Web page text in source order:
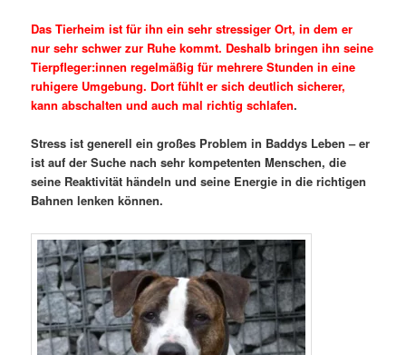
Das Tierheim ist für ihn ein sehr stressiger Ort, in dem er
nur sehr schwer zur Ruhe kommt. Deshalb bringen ihn seine
Tierpfleger:innen regelmäßig für mehrere Stunden in eine
ruhigere Umgebung. Dort fühlt er sich deutlich sicherer,
kann abschalten und auch mal richtig schlafen.
Stress ist generell ein großes Problem in Baddys Leben – er
ist auf der Suche nach sehr kompetenten Menschen, die
seine Reaktivität händeln und seine Energie in die richtigen
Bahnen lenken können.